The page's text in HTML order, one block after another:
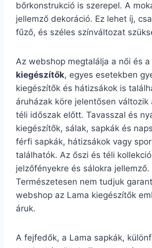
bőrkonstrukció is szerepel. A
jellemző dekoráció. Ez lehet íj,
fűző, és széles színváltozat
Az webshop megtalálja a női és
kiegészítők, egyes esetekben
kiegészítők és hátizsákok is
áruházak köre jelentősen változik
téli időszak előtt. Tavasszal és
kiegészítők, sálak, sapkák és
férfi sapkák, hátizsákok vagy
találhatók. Az őszi és téli
jelzőfényekre és sálokra jellemző.
Természetesen nem tudjuk
webshop az Lama kiegészítők
áruk.
A fejfedők, a Lama sapkák,